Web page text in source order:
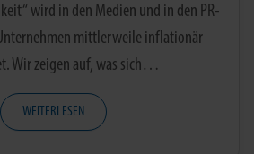
wird in den Medien und in den PR-
mittlerweile inflationär
Wir zeigen auf, was sich…
WEITERLESEN